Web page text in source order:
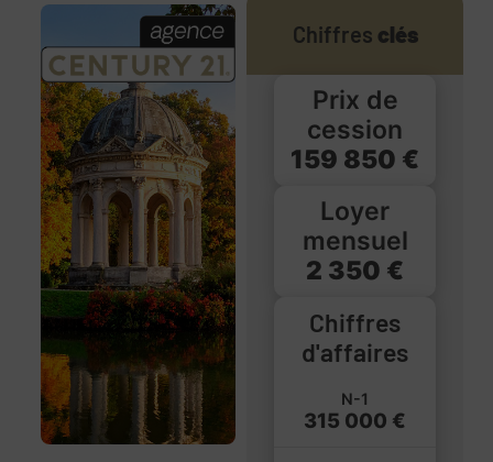
Chiffres clés
Prix de
cession
159 850 €
Loyer
mensuel
2 350 €
Chiffres
d'affaires
N-1
315 000 €